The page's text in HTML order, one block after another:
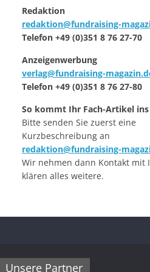
Redaktion
redaktion@fundraising-
Telefon +49 (0)351 8 76 27-70
Anzeigenwerbung
verlag@fundraising-
Telefon +49 (0)351 8 76 27-80
So kommt Ihr Fach-Artikel
Bitte senden Sie zuerst eine
Kurzbeschreibung an
redaktion@fundraising-
Wir nehmen dann Kontakt mit
klären alles weitere.
Unsere Partner